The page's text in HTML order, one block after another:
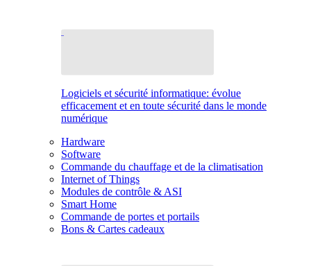
Logiciels et sécurité informatique: évolue
efficacement et en toute sécurité dans le monde
numérique
Hardware
Software
Commande du chauffage et de la climatisation
Internet of Things
Modules de contrôle & ASI
Smart Home
Commande de portes et portails
Bons & Cartes cadeaux